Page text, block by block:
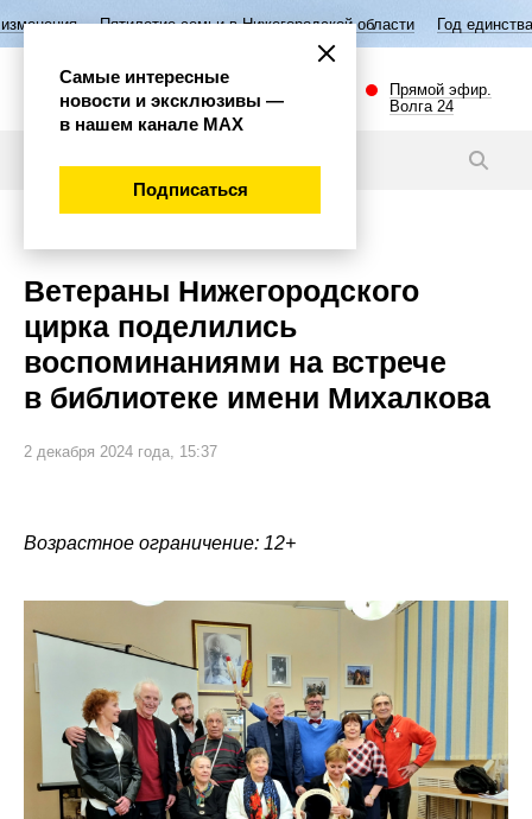
семьи в Нижегородской области Год единства народов России
Прямой эфир.
Волга 24
Ветераны Нижегородского
цирка поделились
воспоминаниями на встрече
в библиотеке имени Михалкова
2 декабря 2024 года, 15:37
Возрастное ограничение: 12+
Самые интересные
новости и эксклюзивы —
в нашем канале МАХ
Подписаться